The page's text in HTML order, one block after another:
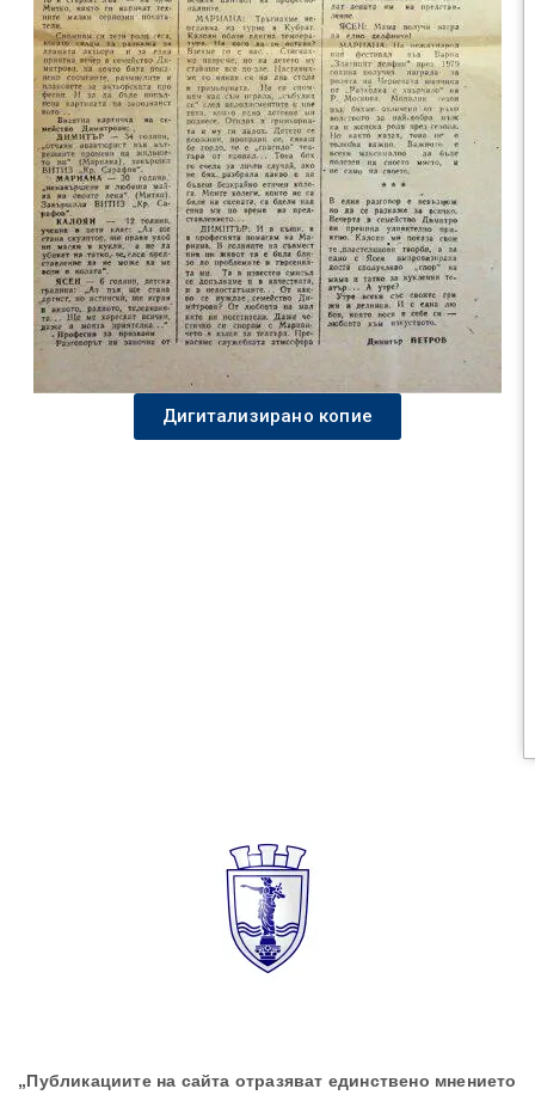
Дигитализирано копие
„Публикациите на сайта отразяват единствено мнението